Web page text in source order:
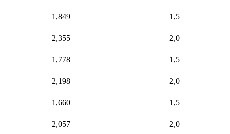
1,849 1,5
2,355 2,0
1,778 1,5
2,198 2,0
1,660 1,5
2,057 2,0